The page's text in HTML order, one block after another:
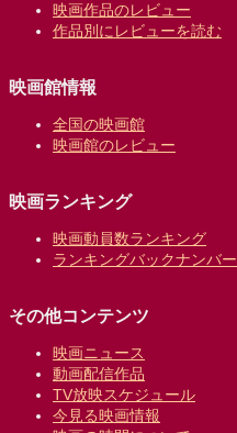
映画作品のレビュー
作品別にレビューを読む
映画館情報
全国の映画館
映画館のレビュー
映画ランキング
映画動員数ランキング
ランキングバックナンバー
その他コンテンツ
映画ニュース
動画配信作品
TV放映スケジュール
今見る映画情報